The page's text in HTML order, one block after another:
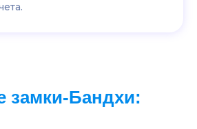
замки-Бандхи: